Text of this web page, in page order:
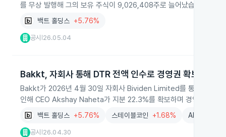
를 무상 발행해 그의 보유 주식이 9,026,408주로 늘어났습니다.
백트 홀딩스 +5.76%
공시 26.05.04
Bakkt, 자회사 통해 DTR 전액 인수로 경영권 확보
Bakkt가 2026년 4월 30일 자회사 Bividen Limited를 통해 키프
인해 CEO Akshay Naheta가 지분 22.3%를 확보하며 경영권이 변
백트 홀딩스 +5.76% 스테이블코인 +1.68% AI
공시 26.04.30